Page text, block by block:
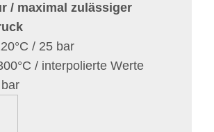
/ maximal zulässiger
/ 25 bar
/ interpolierte Werte